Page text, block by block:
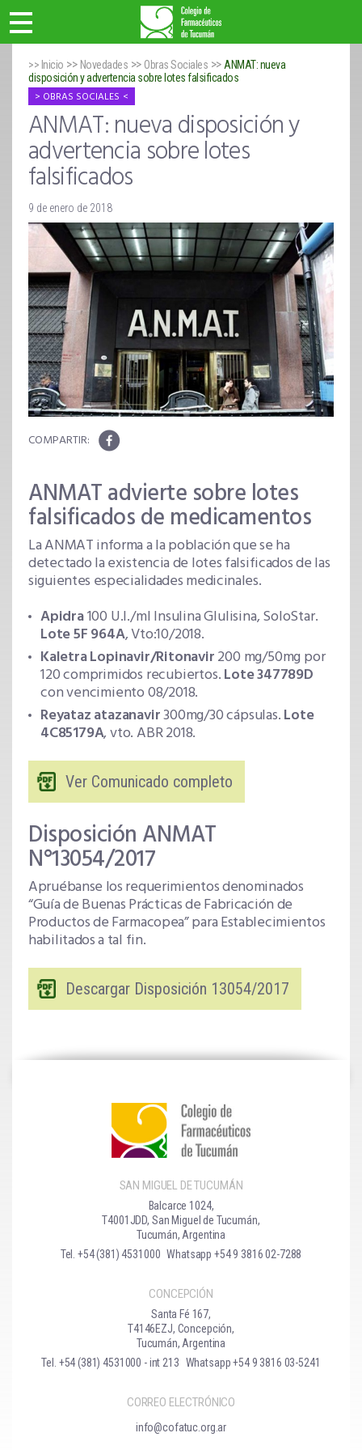
>> Inicio >> Novedades >> Obras Sociales >> ANMAT: nueva
disposición y advertencia sobre lotes falsificados
OBRAS SOCIALES
ANMAT: nueva disposición y
advertencia sobre lotes
falsificados
9 de enero de 2018
ANMAT advierte sobre lotes
falsificados de medicamentos
La ANMAT informa a la población que se ha
detectado la existencia de lotes falsificados de las
siguientes especialidades medicinales.
Apidra100 U.I./ml Insulina Glulisina, SoloStar.
Lote 5F 964A, Vto:10/2018.
Kaletra Lopinavir/Ritonavir200 mg/50mg por
120 comprimidos recubiertos.Lote 347789D
con vencimiento 08/2018.
Reyataz atazanavir300mg/30 cápsulas.Lote
4C85179A, vto. ABR 2018.
Ver Comunicado completo
Disposición ANMAT
N°13054/2017
Apruébanse los requerimientos denominados
“Guía de Buenas Prácticas de Fabricación de
Productos de Farmacopea” para Establecimientos
habilitados a tal fin.
Descargar Disposición 13054/2017
SAN MIGUEL DE TUCUMÁN
Balcarce 1024,
T4001JDD, San Miguel de Tucumán,
Tucumán, Argentina
Tel. +54 (381) 4531000 Whatsapp +54 9 3816 02-7288
CONCEPCIÓN
Santa Fé 167,
T4146EZJ, Concepción,
Tucumán, Argentina
Tel. +54 (381) 4531000 - int 213 Whatsapp +54 9 3816 03-5241
CORREO ELECTRÓNICO
info@cofatuc.org.ar